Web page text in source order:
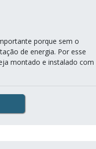
porque sem o
de energia. Por esse
montado e instalado com